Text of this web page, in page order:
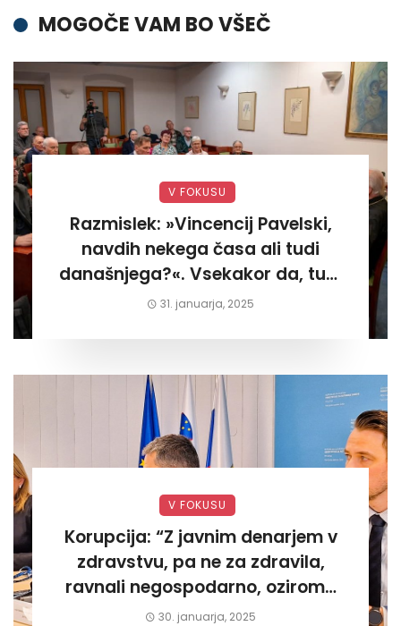
MOGOČE VAM BO VŠEČ
V FOKUSU
Razmislek: »Vincencij Pavelski,
navdih nekega časa ali tudi
današnjega?«. Vsekakor da, tudi
današnjega«
31. januarja, 2025
V FOKUSU
Korupcija: “Z javnim denarjem v
zdravstvu, pa ne za zdravila,
ravnali negospodarno, oziroma
za lastni žep. Tokrat na Žalskem«
30. januarja, 2025